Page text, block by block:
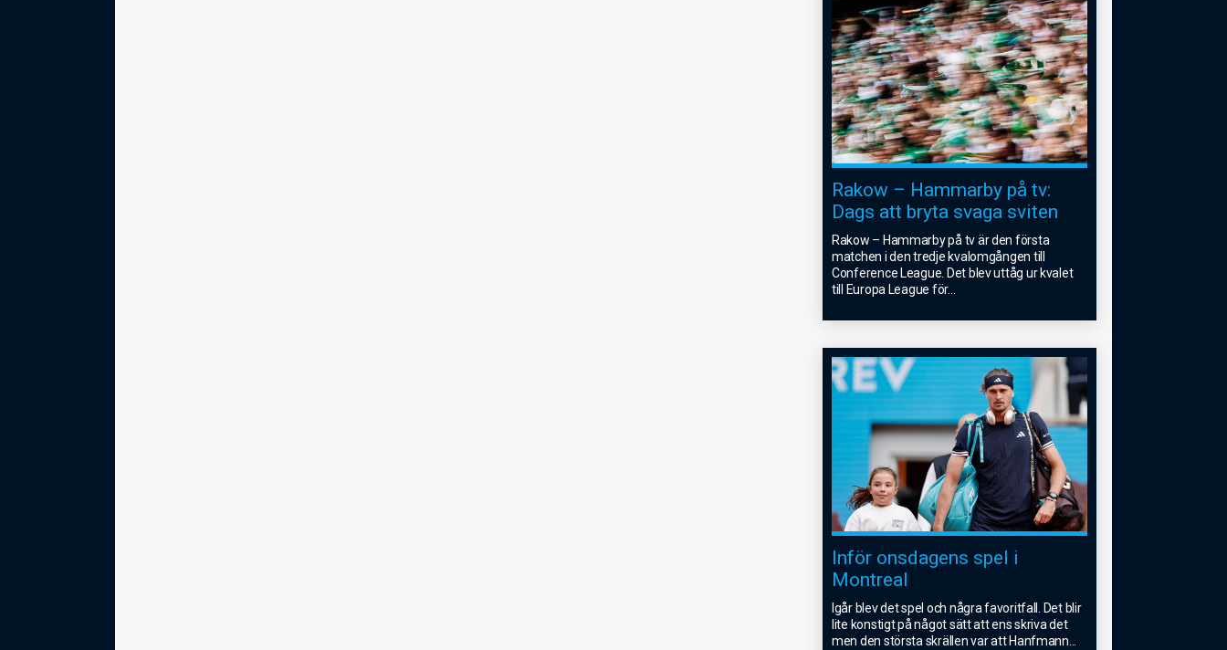
Rakow – Hammarby på tv:
Dags att bryta svaga sviten
Rakow – Hammarby på tv är den första
matchen i den tredje kvalomgången till
Conference League. Det blev uttåg ur kvalet
till Europa League för...
Inför onsdagens spel i
Montreal
Igår blev det spel och några favoritfall. Det blir
lite konstigt på något sätt att ens skriva det
men den största skrällen var att Hanfmann...